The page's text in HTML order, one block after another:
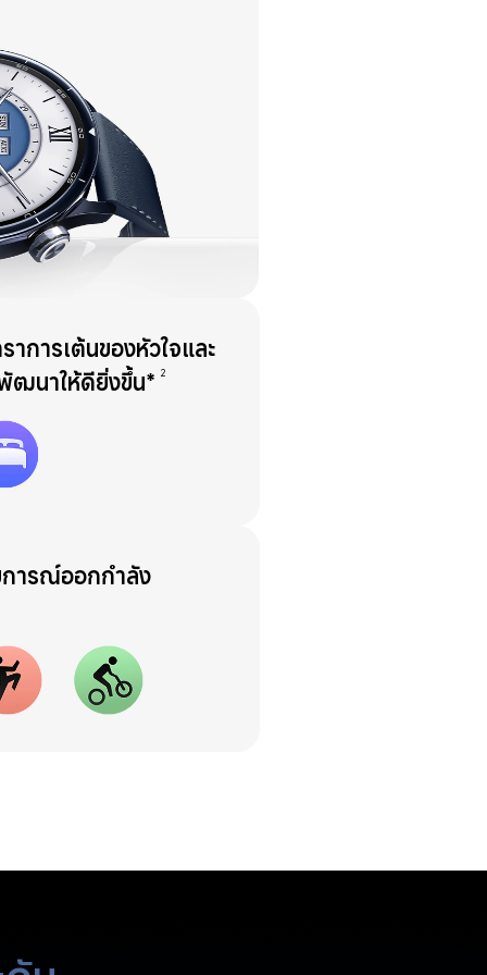
การเต้นของหัวใจและ
ฒนาให้ดียิ่งขึ้น* 2
การณ์ออกกำลัง